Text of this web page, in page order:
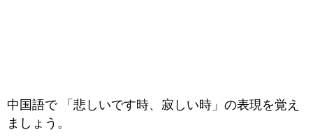
中国語で 「 悲しいです時、寂しい時 」の表現を覚え
ましょう。